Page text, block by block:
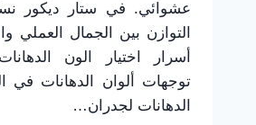
عشوائي. في ستار ديكور
التوازن بين الجمال العملي
أسرار اختيار الون
توجهات ألوان الدهانات في
الدهانات لجدران…